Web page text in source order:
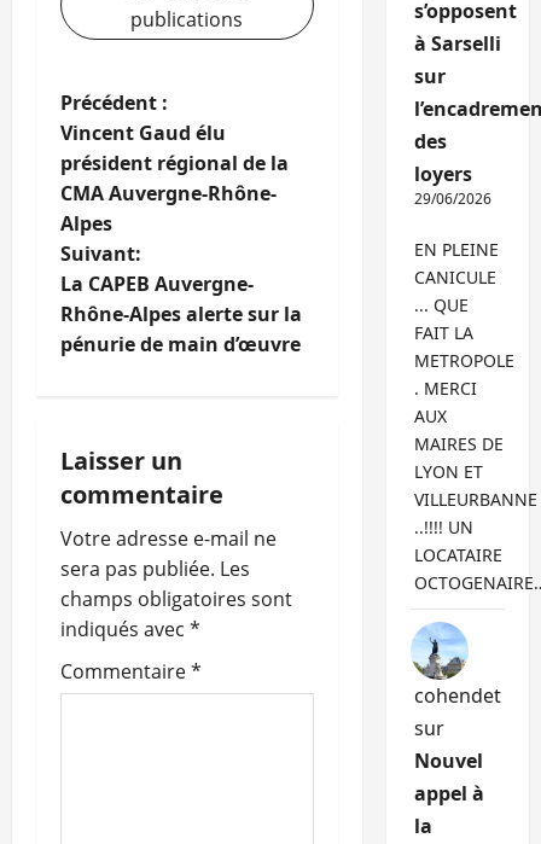
publications
N
a
v
i
g
a
i
o
n
d
’
Précédent :
Vincent Gaud élu
président régional de la
CMA Auvergne-Rhône-
Alpes
Suivant:
La CAPEB Auvergne-
Rhône-Alpes alerte sur la
pénurie de main d’œuvre
Laisser un
commentaire
Votre adresse e-mail ne
sera pas publiée. Les
champs obligatoires sont
indiqués avec *
Commentaire*
s’opposent
à Sarselli
sur
des
loyers
29/06/2026
EN PLEINE
CANICULE
... QUE
FAIT LA
METROPOLE
. MERCI
AUX
MAIRES DE
LYON ET
VILLEURBANNE
..!!!! UN
LOCATAIRE
cohendet
sur
Nouvel
appel à
la